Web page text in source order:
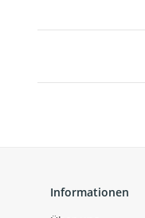
Informationen